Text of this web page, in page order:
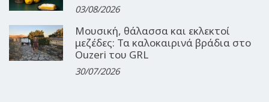
03/08/2026
Μουσική, θάλασσα και εκλεκτοί
μεζέδες: Τα καλοκαιρινά βράδια στο
Ouzeri του GRL
30/07/2026